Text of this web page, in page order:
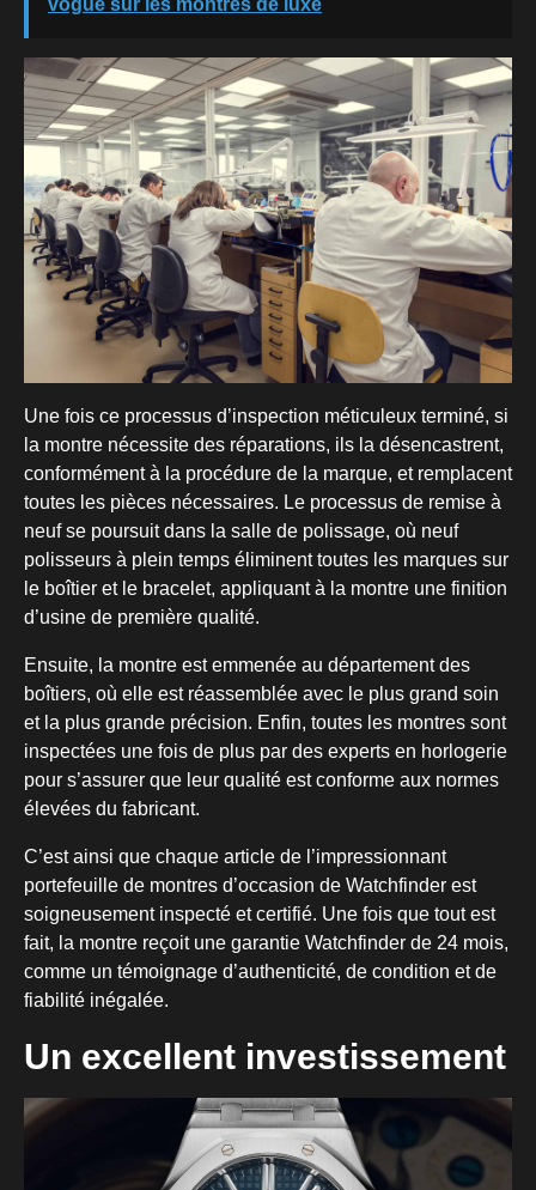
vogue sur les montres de luxe
Une fois ce processus d’inspection méticuleux terminé, si
la montre nécessite des réparations, ils la désencastrent,
conformément à la procédure de la marque, et remplacent
toutes les pièces nécessaires. Le processus de remise à
neuf se poursuit dans la salle de polissage, où neuf
polisseurs à plein temps éliminent toutes les marques sur
le boîtier et le bracelet, appliquant à la montre une finition
d’usine de première qualité.
Ensuite, la montre est emmenée au département des
boîtiers, où elle est réassemblée avec le plus grand soin
et la plus grande précision. Enfin, toutes les montres sont
inspectées une fois de plus par des experts en horlogerie
pour s’assurer que leur qualité est conforme aux normes
élevées du fabricant.
C’est ainsi que chaque article de l’impressionnant
portefeuille de montres d’occasion de Watchfinder est
soigneusement inspecté et certifié. Une fois que tout est
fait, la montre reçoit une garantie Watchfinder de 24 mois,
comme un témoignage d’authenticité, de condition et de
fiabilité inégalée.
Un excellent investissement